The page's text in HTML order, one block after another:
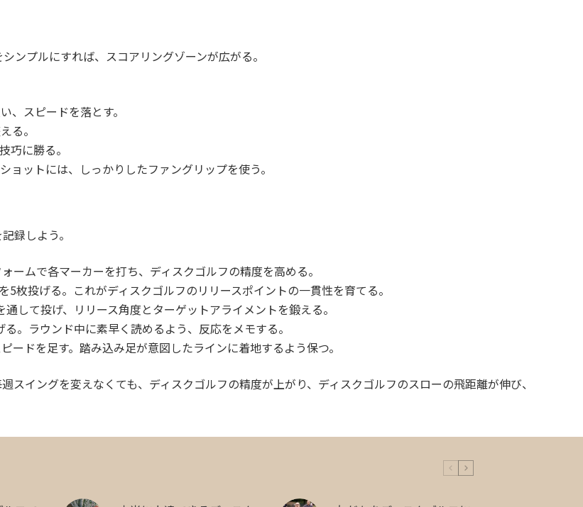
ンプルにすれば、スコアリングゾーンが広がる。
、スピードを落とす。
る。
巧に勝る。
ョットには、しっかりしたファングリップを使う。
録しよう。
ームで各マーカーを打ち、ディスクゴルフの精度を高める。
枚投げる。これがディスクゴルフのリリースポイントの一貫性を育てる。
して投げ、リリース角度とターゲットアライメントを鍛える。
。ラウンド中に素早く読めるよう、反応をメモする。
ードを足す。踏み込み足が意図したラインに着地するよう保つ。
イングを変えなくても、ディスクゴルフの精度が上がり、ディスクゴルフのスローの飛距離が伸び、